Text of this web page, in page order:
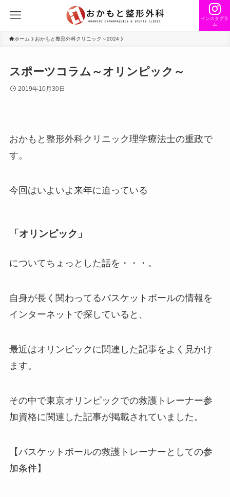
インスタグラ
ム
ホーム おかもと整形外科クリニック～2024
スポーツコラム～オリンピック～
2019年10月30日
おかもと整形外科クリニック理学療法士の重政で
す。
今回はいよいよ来年に迫っている
「オリンピック」
についてちょっとした話を・・・。
自身が長く関わってるバスケットボールの情報を
インターネットで探していると、
最近はオリンピックに関連した記事をよく見かけ
ます。
その中で東京オリンピックでの救護トレーナー参
加資格に関連した記事が掲載されていました。
【バスケットボールの救護トレーナーとしての参
加条件】